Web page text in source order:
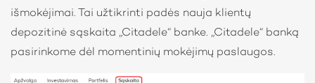
išmokėjimai. Tai užtikrinti padės nauja klientų
depozitinė sąskaita „Citadele“ banke. „Citadele“ banką
pasirinkome dėl momentinių mokėjimų paslaugos.